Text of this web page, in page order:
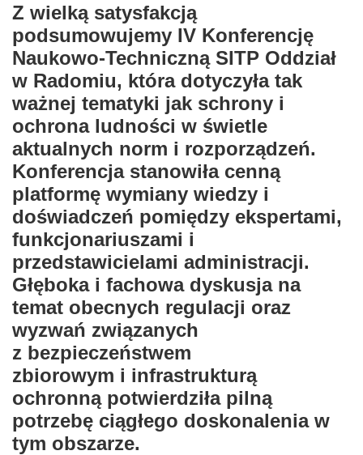
Z wielką satysfakcją
podsumowujemy IV Konferencję
Naukowo-Techniczną SITP Oddział
w Radomiu, która dotyczyła tak
ważnej tematyki jak schrony i
ochrona ludności w świetle
aktualnych norm i rozporządzeń.
Konferencja stanowiła cenną
platformę wymiany wiedzy i
doświadczeń pomiędzy ekspertami,
funkcjonariuszami i
przedstawicielami administracji.
Głęboka i fachowa dyskusja na
temat obecnych regulacji oraz
wyzwań związanych
z bezpieczeństwem
zbiorowym i infrastrukturą
ochronną potwierdziła pilną
potrzebę ciągłego doskonalenia w
tym obszarze.